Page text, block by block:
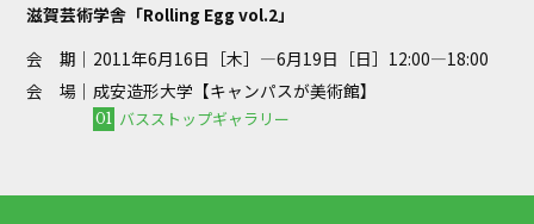
滋賀芸術学舎「Rolling Egg vol.2」
会 期｜ 2011年6月16日［木］—6月19日［日］12:00—18:00
会 場｜ 成安造形大学【キャンパスが美術館】
01 バスストップギャラリー